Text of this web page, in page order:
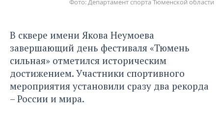
В сквере имени Якова Неумоева
завершающий день фестиваля «Тюмень
сильная» отметился историческим
достижением. Участники спортивного
мероприятия установили сразу два рекорда
– России и мира.